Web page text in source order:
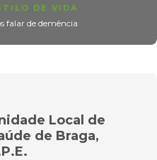
DE VIDA
falar de demência
Local de
de Braga,